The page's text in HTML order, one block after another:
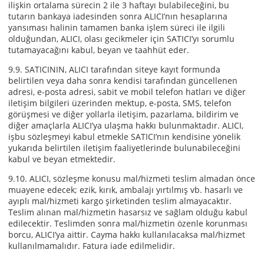
ilişkin ortalama sürecin 2 ile 3 haftayı bulabileceğini, bu
tutarın bankaya iadesinden sonra ALICI’nın hesaplarına
yansıması halinin tamamen banka işlem süreci ile ilgili
olduğundan, ALICI, olası gecikmeler için SATICI’yı sorumlu
tutamayacağını kabul, beyan ve taahhüt eder.
9.9. SATICININ, ALICI tarafından siteye kayıt formunda
belirtilen veya daha sonra kendisi tarafından güncellenen
adresi, e-posta adresi, sabit ve mobil telefon hatları ve diğer
iletişim bilgileri üzerinden mektup, e-posta, SMS, telefon
görüşmesi ve diğer yollarla iletişim, pazarlama, bildirim ve
diğer amaçlarla ALICI’ya ulaşma hakkı bulunmaktadır. ALICI,
işbu sözleşmeyi kabul etmekle SATICI’nın kendisine yönelik
yukarıda belirtilen iletişim faaliyetlerinde bulunabileceğini
kabul ve beyan etmektedir.
9.10. ALICI, sözleşme konusu mal/hizmeti teslim almadan önce
muayene edecek; ezik, kırık, ambalajı yırtılmış vb. hasarlı ve
ayıplı mal/hizmeti kargo şirketinden teslim almayacaktır.
Teslim alınan mal/hizmetin hasarsız ve sağlam olduğu kabul
edilecektir. Teslimden sonra mal/hizmetin özenle korunması
borcu, ALICI’ya aittir. Cayma hakkı kullanılacaksa mal/hizmet
kullanılmamalıdır. Fatura iade edilmelidir.